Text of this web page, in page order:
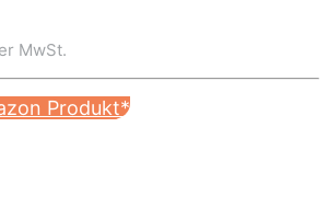
MwSt.
Produkt*